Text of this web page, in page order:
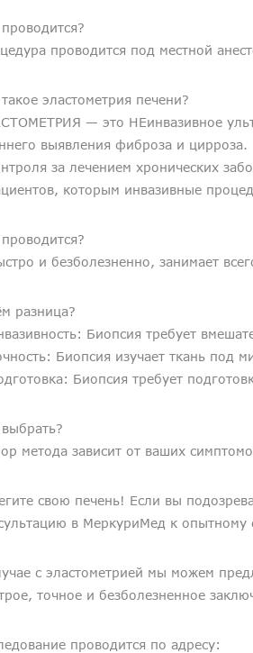
проводится под местной
эластометрия печени?
— это НЕинвазивное
выявления фиброза и цирроза.
за лечением хронических
которым инвазивные
и безболезненно, занимает
разница?
Биопсия требует
Биопсия изучает ткань под
Биопсия требует
метода зависит от ваших
свою печень! Если вы
в МеркуриМед к опытному
с эластометрией мы можем
точное и безболезненное
проводится по адресу: